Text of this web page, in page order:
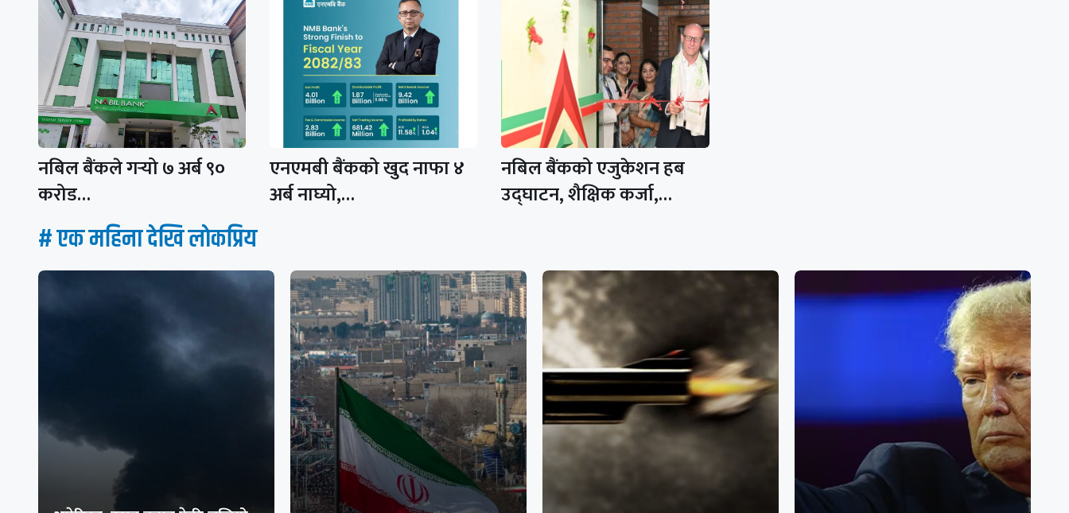
नबिल बैंकले गर्‍यो ७ अर्ब ९०
करोड…
एनएमबी बैंकको खुद नाफा ४
अर्ब नाघ्यो,…
नबिल बैंकको एजुकेशन हब
उद्घाटन, शैक्षिक कर्जा,…
# एक महिना देखि लाेकप्रिय